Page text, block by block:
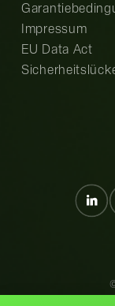
Impressum
EU Data Act